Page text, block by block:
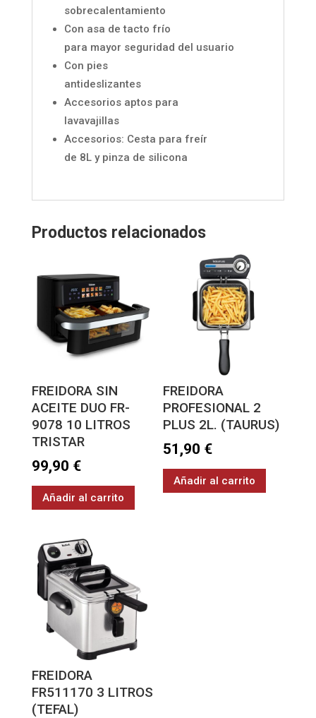
sobrecalentamiento
Con asa de tacto frío
para mayor seguridad del usuario
Con pies
antideslizantes
Accesorios aptos para
lavavajillas
Accesorios: Cesta para freír
de 8L y pinza de silicona
Productos relacionados
FREIDORA SIN
ACEITE DUO FR-
9078 10 LITROS
TRISTAR
99,90 €
Añadir al carrito
FREIDORA
PROFESIONAL 2
PLUS 2L. (TAURUS)
51,90 €
Añadir al carrito
FREIDORA
FR511170 3 LITROS
(TEFAL)